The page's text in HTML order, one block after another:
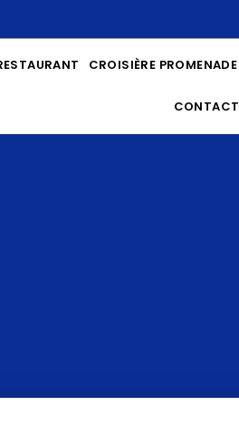
CROISIÈRE PROMENADE
CONTACT